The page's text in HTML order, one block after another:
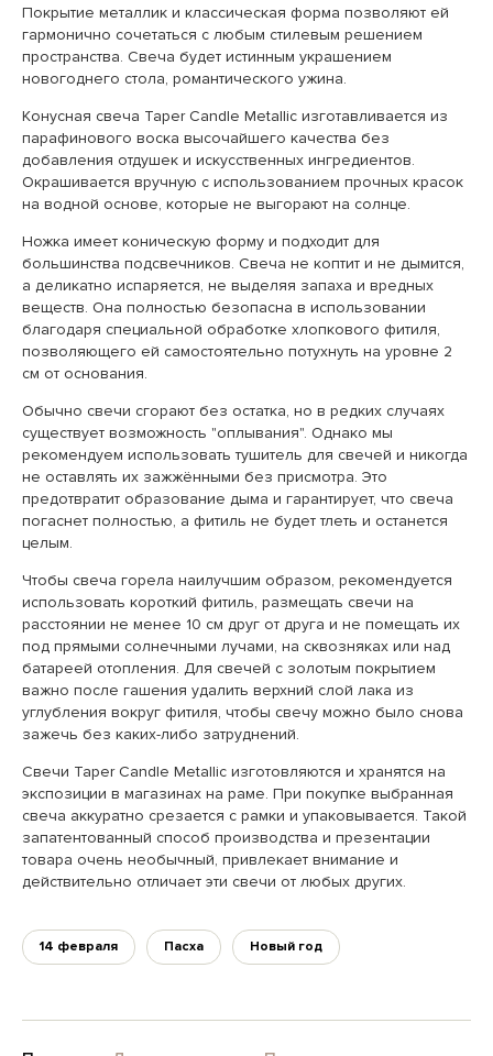
Покрытие металлик и классическая форма позволяют ей
гармонично сочетаться с любым стилевым решением
пространства. Свеча будет истинным украшением
новогоднего стола, романтического ужина.
Конусная свеча Taper Candle Metallic изготавливается из
парафинового воска высочайшего качества без
добавления отдушек и искусственных ингредиентов.
Окрашивается вручную с использованием прочных красок
на водной основе, которые не выгорают на солнце.
Ножка имеет коническую форму и подходит для
большинства подсвечников. Свеча не коптит и не дымится,
а деликатно испаряется, не выделяя запаха и вредных
веществ. Она полностью безопасна в использовании
благодаря специальной обработке хлопкового фитиля,
позволяющего ей самостоятельно потухнуть на уровне 2
см от основания.
Обычно свечи сгорают без остатка, но в редких случаях
существует возможность "оплывания". Однако мы
рекомендуем использовать тушитель для свечей и никогда
не оставлять их зажжёнными без присмотра. Это
предотвратит образование дыма и гарантирует, что свеча
погаснет полностью, а фитиль не будет тлеть и останется
целым.
Чтобы свеча горела наилучшим образом, рекомендуется
использовать короткий фитиль, размещать свечи на
расстоянии не менее 10 см друг от друга и не помещать их
под прямыми солнечными лучами, на сквозняках или над
батареей отопления. Для свечей с золотым покрытием
важно после гашения удалить верхний слой лака из
углубления вокруг фитиля, чтобы свечу можно было снова
зажечь без каких-либо затруднений.
Свечи Taper Candle Metallic изготовляются и хранятся на
экспозиции в магазинах на раме. При покупке выбранная
свеча аккуратно срезается с рамки и упаковывается. Такой
запатентованный способ производства и презентации
товара очень необычный, привлекает внимание и
действительно отличает эти свечи от любых других.
14 февраля Пасха Новый год